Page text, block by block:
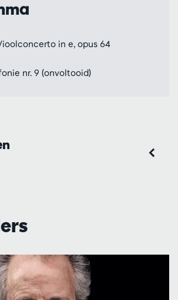
in e, opus 64
nr. 9 (onvoltooid)